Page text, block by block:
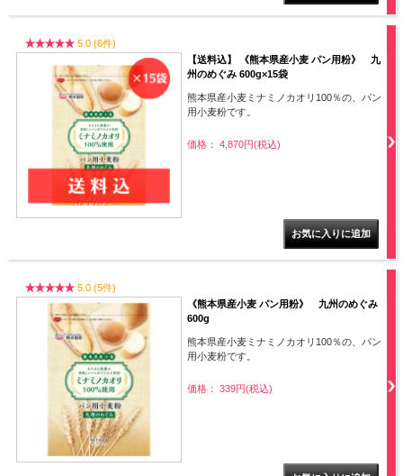
5.0 (6件)
【送料込】 《熊本県産小麦 パン用粉》 九
州のめぐみ 600g×15袋
熊本県産小麦ミナミノカオリ100％の、パン
用小麦粉です。
価格： 4,870円(税込)
5.0 (5件)
《熊本県産小麦 パン用粉》 九州のめぐみ
600g
熊本県産小麦ミナミノカオリ100％の、パン
用小麦粉です。
価格： 339円(税込)